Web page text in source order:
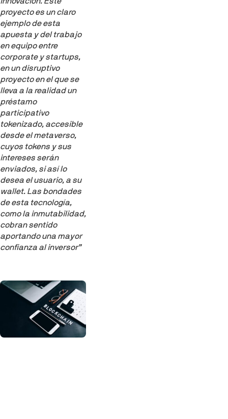
proyecto es un claro
ejemplo de esta
apuesta y del trabajo
en equipo entre
corporate y startups,
en un disruptivo
proyecto en el que se
lleva a la realidad un
préstamo
participativo
tokenizado, accesible
desde el metaverso,
cuyos tokens y sus
intereses serán
enviados, si así lo
desea el usuario, a su
wallet. Las bondades
de esta tecnología,
como la inmutabilidad,
cobran sentido
aportando una mayor
confianza al inversor”